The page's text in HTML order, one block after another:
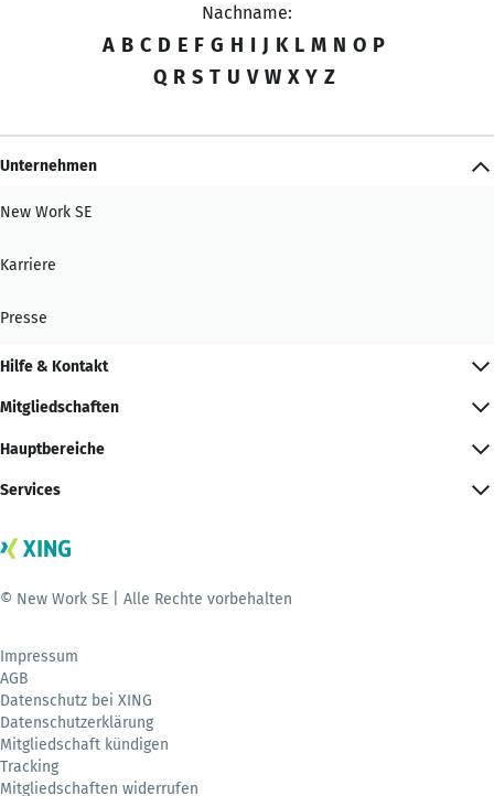
Nachname:
A B C D E F G H I J K L M N O P
Q R S T U V W X Y Z
Unternehmen
New Work SE
Karriere
Presse
Hilfe & Kontakt
Mitgliedschaften
Hauptbereiche
Services
© New Work SE | Alle Rechte vorbehalten
Impressum
AGB
Datenschutz bei XING
Datenschutzerklärung
Mitgliedschaft kündigen
Tracking
Mitgliedschaften widerrufen